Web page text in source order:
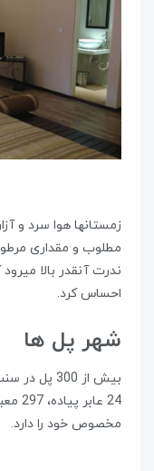
زمستانها هوا سرد و
مطلوب و مقداری
ندرت آنقدر بالا
احساس کرد.
شهر پل ها
24
مخصوص خود را دارد.